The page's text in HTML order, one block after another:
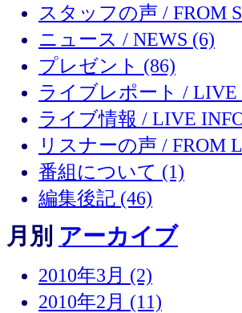
スタッフの声 / FROM
ニュース / NEWS (6)
プレゼント (86)
ライブレポート / LIVE
ライブ情報 / LIVE
リスナーの声 / FROM
番組について (1)
編集後記 (46)
月別 アーカイブ
2010年3月 (2)
2010年2月 (11)